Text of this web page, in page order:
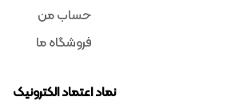
حساب من
فروشگاه ما
نماد اعتماد الکترونیک